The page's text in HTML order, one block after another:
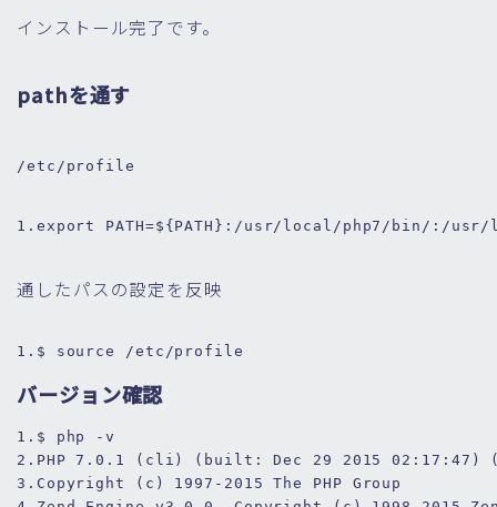
インストール完了です。
pathを通す
/etc/profile
1. export PATH=${ PATH} :/usr/local/php7/bin/ :/usr/
通したパスの設定を反映
1. $ source /etc/profile
バージョン確認
1. $ php -v
2. PHP 7.0 .1 (cli) (built: Dec 29 2015 02 : 17 : 47 )
3. Copyright (c) 1997 - 2015
The PHP Group